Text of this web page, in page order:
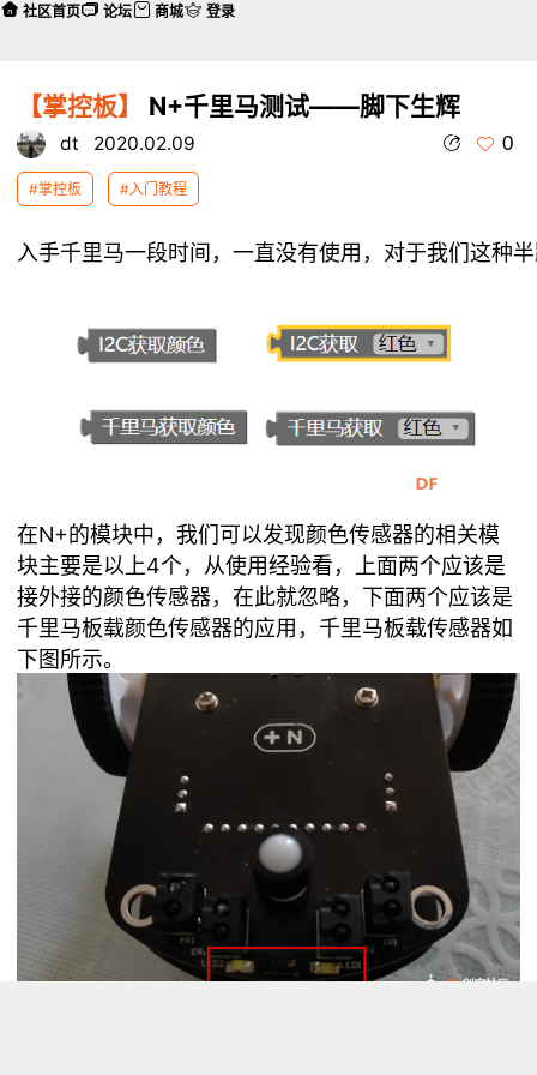
【掌控板】 N+千里马测试——脚下生辉
dt 2020.02.09 0
#掌控板 #入门教程
在N+的模块中，我们可以发现颜色传感器的相关模
块主要是以上4个，从使用经验看，上面两个应该是
接外接的颜色传感器，在此就忽略，下面两个应该是
千里马板载颜色传感器的应用，千里马板载传感器如
下图所示。
社区首页 论坛 商城 登录